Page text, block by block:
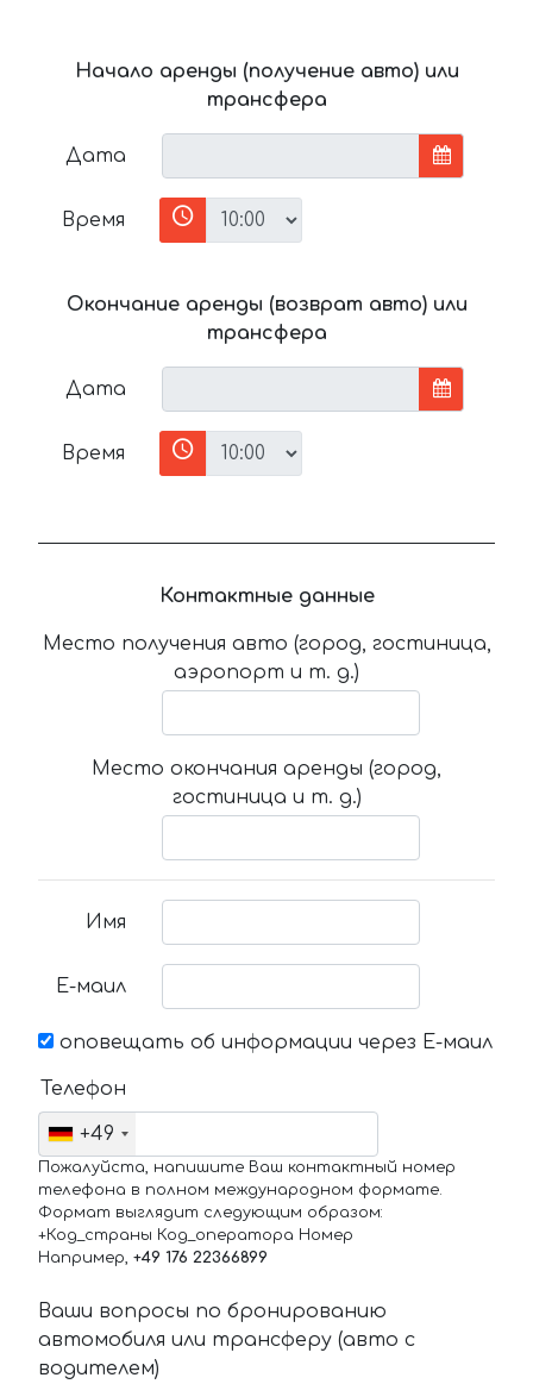
Начало аренды (получение авто) или
трансфера
Дата
Время
Окончание аренды (возврат авто) или
трансфера
Дата
Время
Контактные данные
Место получения авто (город, гостиница,
аэропорт и т. д.)
Место окончания аренды (город,
гостиница и т. д.)
Имя
Е-маил
оповещать об информации через Е-маил
Телефон
+49
Пожалуйста, напишите Ваш контактный номер
телефона в полном международном формате.
Формат выглядит следующим образом:
+Код_страны Код_оператора Номер
Например, +49 176 22366899
Ваши вопросы по бронированию
автомобиля или трансферу (авто с
водителем)